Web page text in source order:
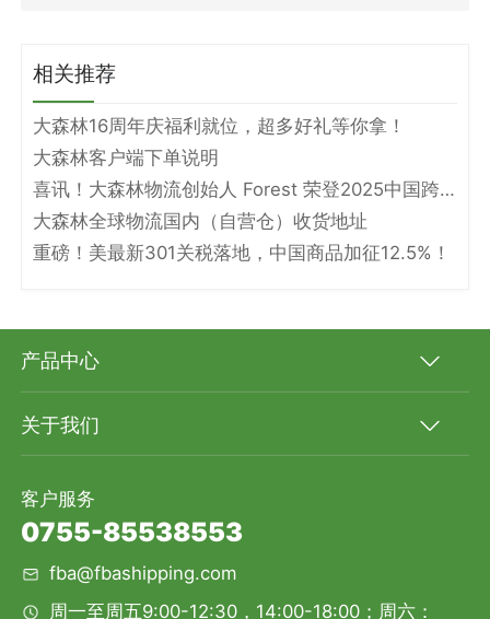
相关推荐
大森林16周年庆福利就位，超多好礼等你拿！
大森林客户端下单说明
喜讯！大森林物流创始人 Forest 荣登2025中国跨境电商物流名人堂！
大森林全球物流国内（自营仓）收货地址
重磅！美最新301关税落地，中国商品加征12.5%！
产品中心
关于我们
客户服务
0755-85538553
fba@fbashipping.com
周一至周五9:00-12:30，14:00-18:00；周六：